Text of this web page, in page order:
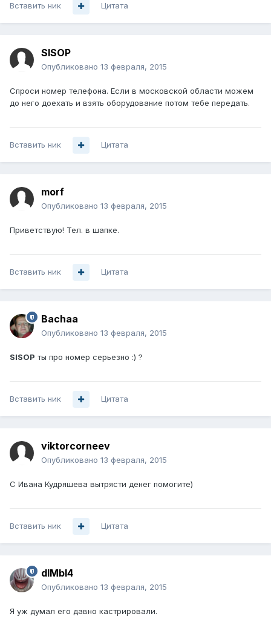
Вставить ник Цитата
SISOP
Опубликовано 13 февраля, 2015
Спроси номер телефона. Если в московской области можем
до него доехать и взять оборудование потом тебе передать.
Вставить ник Цитата
morf
Опубликовано 13 февраля, 2015
Приветствую! Тел. в шапке.
Вставить ник Цитата
Bachaa
Опубликовано 13 февраля, 2015
SISOP ты про номер серьезно :) ?
Вставить ник Цитата
viktorcorneev
Опубликовано 13 февраля, 2015
С Ивана Кудряшева вытрясти денег помогите)
Вставить ник Цитата
dIMbI4
Опубликовано 13 февраля, 2015
Я уж думал его давно кастрировали.